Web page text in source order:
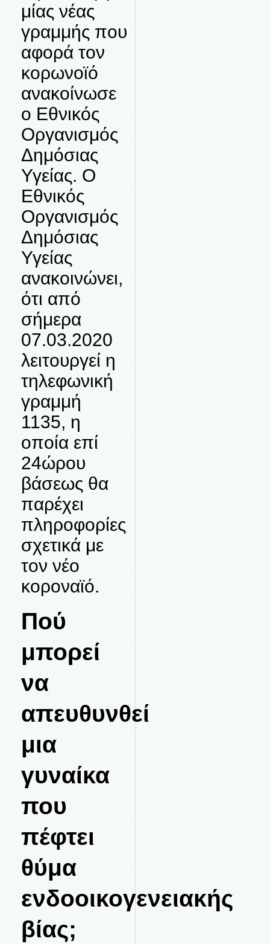
μίας νέας
γραμμής που
αφορά τον
κορωνοϊό
ανακοίνωσε
ο Εθνικός
Οργανισμός
Δημόσιας
Υγείας. Ο
Εθνικός
Οργανισμός
Δημόσιας
Υγείας
ανακοινώνει,
ότι από
σήμερα
07.03.2020
λειτουργεί η
τηλεφωνική
γραμμή
1135, η
οποία επί
24ώρου
βάσεως θα
παρέχει
πληροφορίες
σχετικά με
τον νέο
κοροναϊό.
Πού
μπορεί
να
απευθυνθεί
μια
γυναίκα
που
πέφτει
θύμα
ενδοοικογενειακής
βίας;